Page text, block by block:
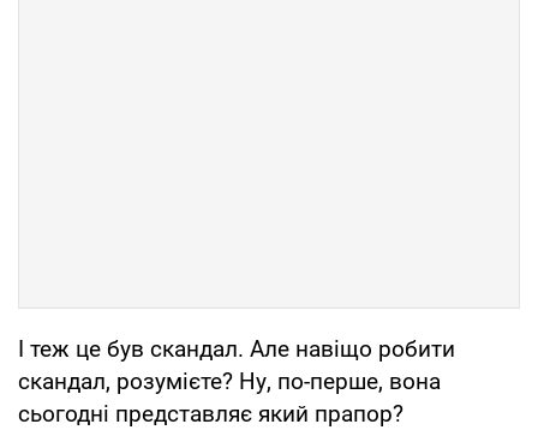
І теж це був скандал. Але навіщо робити
скандал, розумієте? Ну, по-перше, вона
сьогодні представляє який прапор?